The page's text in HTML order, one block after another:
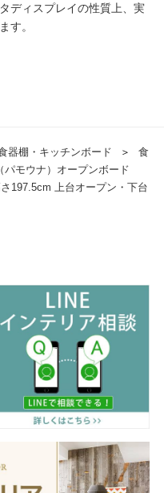
ディスプレイの性質上、実
す。
器棚・キッチンボード ＞
食
パモウナ）オープンボード
197.5cm 上台オープン・下台